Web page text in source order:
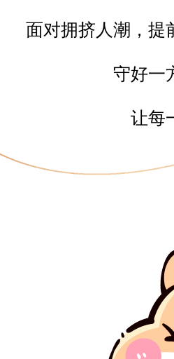
面对拥挤人潮，提
守好一
让每